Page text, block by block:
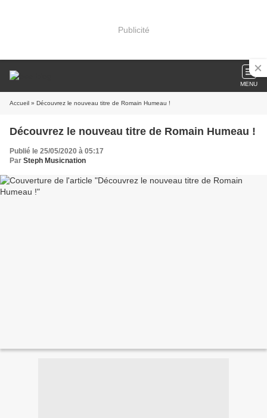
Publicité
MENU
Accueil » Découvrez le nouveau titre de Romain Humeau !
Découvrez le nouveau titre de Romain Humeau !
Publié le 25/05/2020 à 05:17
Par Steph Musicnation